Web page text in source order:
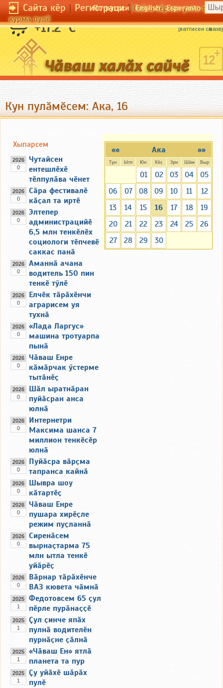
Сайта кӗр|Регистраци|Сайта кӗрсен унпа
курма пулӗ
По-русски English Esperanto
+17.2 °C Ача-пӑчан пӗр шухӑш, ваттӑн ҫӗр шухӑш.
[ваттисен сӑмахӗ]
Кун пулӑмӗсем: Ака, 16
»»
«« Ака
Тун Ытл Юн Кӗҫ Эрн Шӑм Выр
01 02 03 04
05
06
07 08 09 10 11
12
13
14 15 16 17 18
19
20
21 22 23 24 25
26
27
28 29 30
Хыпарсем
2026
0
Чутайсен
ентешлӗхӗ
тӗлпулӑва чӗнет
2026
0
Сӑра фестивалӗ
кӑҫал та иртӗ
2026
0
Элтепер
администрацийӗ
6,5 млн тенкӗлӗх
социологи тӗпчевӗ
саккас панӑ
2026
0
Аманнӑ ачана
водитель 150 пин
тенкӗ тӳлӗ
2026
0
Елчӗк тӑрӑхӗнчи
аграрисем уя
тухнӑ
2026
0
«Лада Ларгус»
машина тротуарпа
пынӑ
2026
0
Чӑваш Енре
кӑмӑрчак ӳстерме
тытӑнӗҫ
2026
0
Шӑл ыратнӑран
пуйӑсран анса
юлнӑ
2026
0
Интернетри
Максима шанса 7
миллион тенкӗсӗр
юлнӑ
2026
0
Пуйӑсра вӑрҫма
тапранса кайнӑ
2026
0
Шывра шоу
кӑтартӗҫ
2026
0
Чӑваш Енре
пушара хирӗҫле
режим пуҫланнӑ
2026
0
Сиренӑсем
вырнаҫтарма 75
млн ытла тенкӗ
уйӑрӗҫ
2026
0
Вӑрнар тӑрӑхӗнче
ВАЗ кювета чӑмнӑ
2025
1
Федотовсем 65 ҫул
пӗрле пурӑнаҫҫӗ
2025
1
Ҫул ҫинче япӑх
пулнӑ водителӗн
пурнӑҫне ҫӑлнӑ
2025
1
«Чӑваш Ен» ятлӑ
планета та пур
2025
1
Ҫу уйӑхӗ шӑрӑх
пулӗ